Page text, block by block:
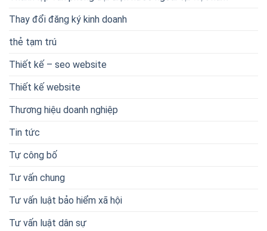
Thay đổi đăng ký kinh doanh
thẻ tạm trú
Thiết kế – seo website
Thiết kế website
Thương hiệu doanh nghiệp
Tin tức
Tự công bố
Tư vấn chung
Tư vấn luật bảo hiểm xã hội
Tư vấn luật dân sự